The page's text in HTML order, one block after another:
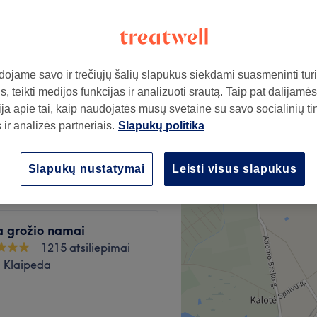
nuo 40€
nuo 40€
grožio namai
1215 atsiliepimai
Klaipeda
savo ir trečiųjų šalių slapukus siekdami suasmeninti
teikti medijos funkcijas ir analizuoti srautą. Taip pat dalijamės
apie tai, kaip naudojatės mūsų svetaine su savo socialinių
ir analizės partneriais. Slapukų politika
Leisti visus slapukus
Slapukų nustatymai